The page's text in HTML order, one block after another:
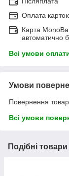
Оплата
Карта
автоматично
Всі умови
Умови
Повернення
Всі умови
Подібні товари